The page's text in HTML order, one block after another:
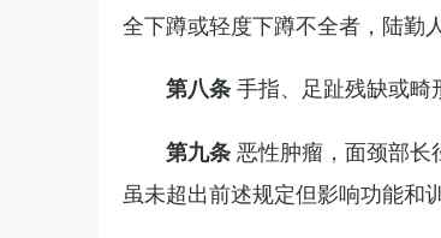
全下蹲或轻度下蹲不全者，陆勤
第八条手指、足趾残缺或畸
第九条恶性肿瘤，面颈部
虽未超出前述规定但影响功能和